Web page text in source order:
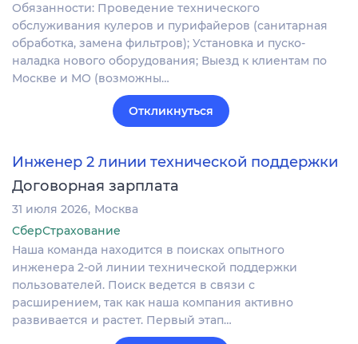
Обязанности: Проведение технического
обслуживания кулеров и пурифайеров (санитарная
обработка, замена фильтров); Установка и пуско-
наладка нового оборудования; Выезд к клиентам по
Москве и МО (возможны…
Откликнуться
Инженер 2 линии технической поддержки
Договорная зарплата
31 июля 2026 Москва
СберСтрахование
Наша команда находится в поисках опытного
инженера 2-ой линии технической поддержки
пользователей. Поиск ведется в связи с
расширением, так как наша компания активно
развивается и растет. Первый этап…